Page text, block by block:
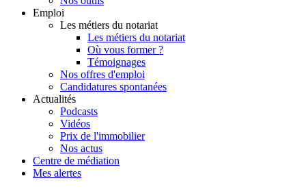
Emploi
Les métiers du notariat
Les métiers du notariat
Où vous former ?
Témoignages
Nos offres d'emploi
Candidatures spontanées
Actualités
Podcasts
Vidéos
Prix de l'immobilier
Nos actus
Centre de médiation
Mes alertes